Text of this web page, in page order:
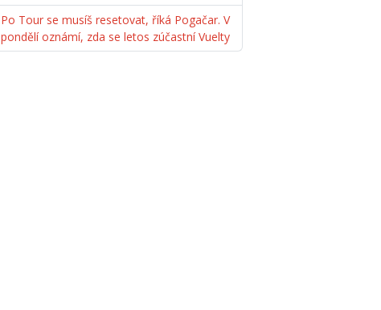
Po Tour se musíš resetovat, říká Pogačar. V
pondělí oznámí, zda se letos zúčastní Vuelty